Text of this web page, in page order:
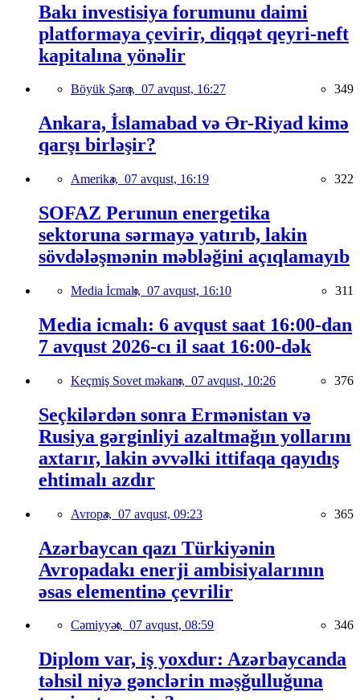
Bakı investisiya forumunu daimi
platformaya çevirir, diqqət qeyri-neft
kapitalına yönəlir
Böyük Şərq, 07 avqust, 16:27 349
Ankara, İslamabad və Ər-Riyad kimə
qarşı birləşir?
Amerika, 07 avqust, 16:19 322
SOFAZ Perunun energetika
sektoruna sərmayə yatırıb, lakin
sövdələşmənin məbləğini açıqlamayıb
Media İcmalı, 07 avqust, 16:10 311
Media icmalı: 6 avqust saat 16:00-dan
7 avqust 2026-cı il saat 16:00-dək
Keçmiş Sovet məkanı, 07 avqust, 10:26 376
Seçkilərdən sonra Ermənistan və
Rusiya gərginliyi azaltmağın yollarını
axtarır, lakin əvvəlki ittifaqa qayıdış
ehtimalı azdır
Avropa, 07 avqust, 09:23 365
Azərbaycan qazı Türkiyənin
Avropadakı enerji ambisiyalarının
əsas elementinə çevrilir
Cəmiyyət, 07 avqust, 08:59 346
Diplom var, iş yoxdur: Azərbaycanda
təhsil niyə gənclərin məşğulluğuna